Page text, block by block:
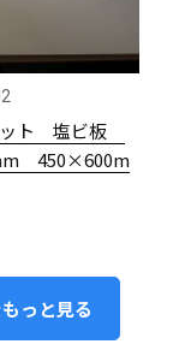
ット 塩ビ板
450×600m
っと見る